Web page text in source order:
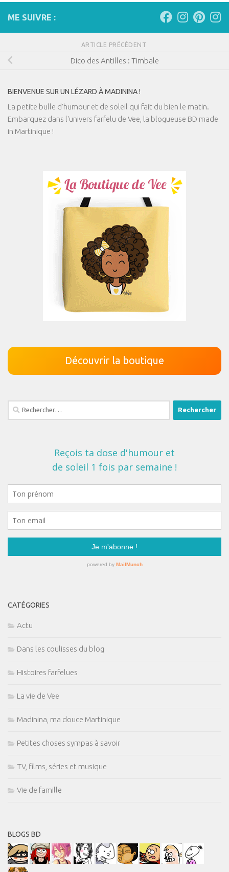
ME SUIVRE :
ARTICLE PRÉCÉDENT
Dico des Antilles : Timbale
BIENVENUE SUR UN LÉZARD À MADININA !
La petite bulle d’humour et de soleil qui fait du bien le matin.
Embarquez dans l'univers farfelu de Vee, la blogueuse BD made
in Martinique !
Découvrir la boutique
Rechercher :
CATÉGORIES
Actu
Dans les coulisses du blog
Histoires farfelues
La vie de Vee
Madinina, ma douce Martinique
Petites choses sympas à savoir
TV, films, séries et musique
Vie de famille
BLOGS BD